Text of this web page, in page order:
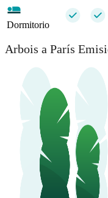
Dormitorio
Arbois a París